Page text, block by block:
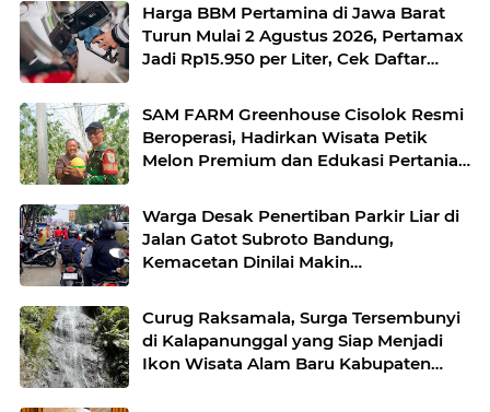
Harga BBM Pertamina di Jawa Barat
Turun Mulai 2 Agustus 2026, Pertamax
Jadi Rp15.950 per Liter, Cek Daftar
SAM FARM Greenhouse Cisolok Resmi
Beroperasi, Hadirkan Wisata Petik
Melon Premium dan Edukasi Pertanian
Warga Desak Penertiban Parkir Liar di
Jalan Gatot Subroto Bandung,
Kemacetan Dinilai Makin
Curug Raksamala, Surga Tersembunyi
di Kalapanunggal yang Siap Menjadi
Ikon Wisata Alam Baru Kabupaten